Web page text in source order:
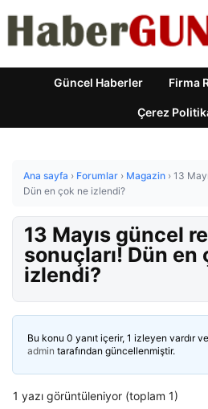
Güncel Haberler Firma
Çerez
Ana sayfa › Forumlar › Magazin › 13
Dün en çok ne izlendi?
13 Mayıs güncel
sonuçları! Dün en
izlendi?
Bu konu 0 yanıt içerir, 1 izleyen vardır
admin tarafından güncellenmiştir.
1 yazı görüntüleniyor (toplam 1)